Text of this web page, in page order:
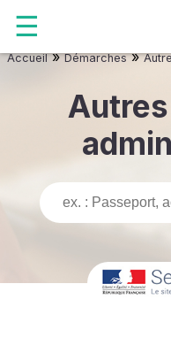
Accueil»Démarches»